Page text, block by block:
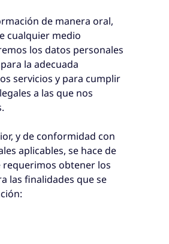
de manera oral,
cualquier medio
los datos personales
la adecuada
servicios y para cumplir
a las que nos
y de conformidad con
aplicables, se hace de
obtener los
las finalidades que se